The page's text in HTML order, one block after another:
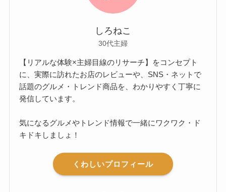
しろねこ
30代主婦
【リアルな体験×主婦目線のリサーチ】をコンセプト
に、実際に訪れたお店のレビューや、SNS・ネットで
話題のグルメ・トレンド商品を、わかりやすく丁寧に
発信しています。
気になるグルメやトレンド情報で一緒にワクワク・ド
キドキしましょ！
くわしいプロフィール